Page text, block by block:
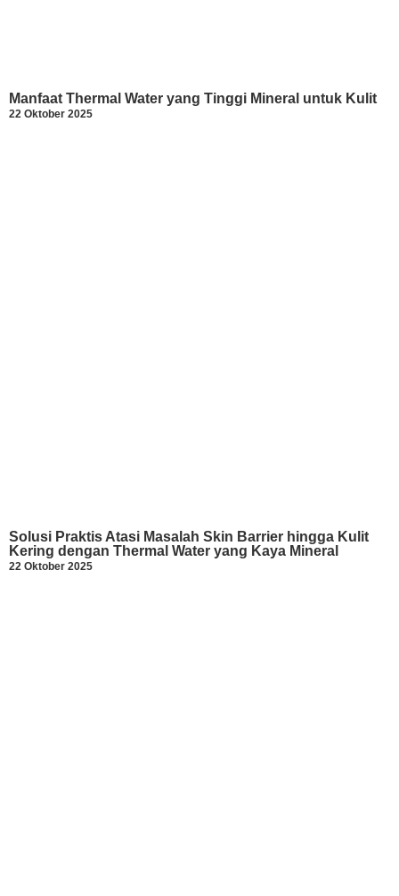
Manfaat Thermal Water yang Tinggi Mineral untuk Kulit
22 Oktober 2025
Solusi Praktis Atasi Masalah Skin Barrier hingga Kulit
Kering dengan Thermal Water yang Kaya Mineral
22 Oktober 2025